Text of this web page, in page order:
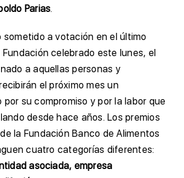
Parias.
sometido a votación en el último
celebrado este lunes, el
a aquellas personas y
el próximo mes un
su compromiso y por la labor que
desde hace años. Los premios
la Fundación Banco de Alimentos
cuatro categorías diferentes:
asociada, empresa